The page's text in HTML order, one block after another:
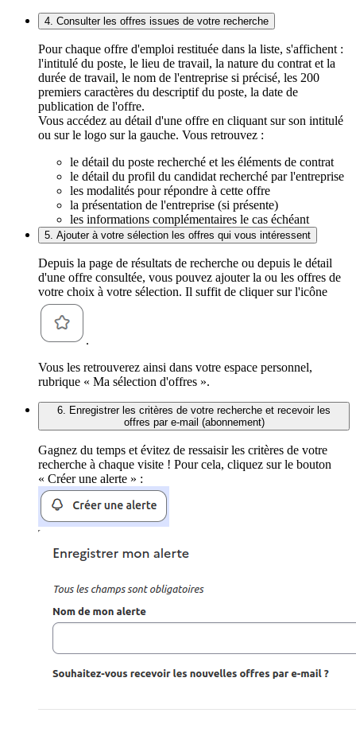
4. Consulter les offres issues de votre recherche
Pour chaque offre d'emploi restituée dans la liste, s'affichent :
l'intitulé du poste, le lieu de travail, la nature du contrat et la
durée de travail, le nom de l'entreprise si précisé, les 200
premiers caractères du descriptif du poste, la date de
publication de l'offre.
Vous accédez au détail d'une offre en cliquant sur son intitulé
ou sur le logo sur la gauche. Vous retrouvez :
le détail du poste recherché et les éléments de contrat
le détail du profil du candidat recherché par l'entreprise
les modalités pour répondre à cette offre
la présentation de l'entreprise (si présente)
les informations complémentaires le cas échéant
5. Ajouter à votre sélection les offres qui vous intéressent
Depuis la page de résultats de recherche ou depuis le détail
d'une offre consultée, vous pouvez ajouter la ou les offres de
votre choix à votre sélection. Il suffit de cliquer sur l'icône
.
Vous les retrouverez ainsi dans votre espace personnel,
rubrique « Ma sélection d'offres ».
6. Enregistrer les critères de votre recherche et recevoir les
offres par e-mail (abonnement)
Gagnez du temps et évitez de ressaisir les critères de votre
recherche à chaque visite ! Pour cela, cliquez sur le bouton
« Créer une alerte » :